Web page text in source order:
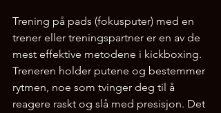
Trening på pads (fokusputer) med en
trener eller treningspartner er en av de
mest effektive metodene i kickboxing.
Treneren holder putene og bestemmer
rytmen, noe som tvinger deg til å
reagere raskt og slå med presisjon. Det